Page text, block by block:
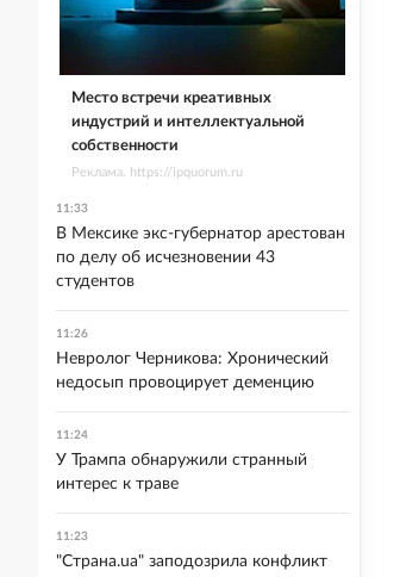
Место встречи креативных
индустрий и интеллектуальной
собственности
Реклама. https://ipquorum.ru
11:33
В Мексике экс-губернатор арестован
по делу об исчезновении 43
студентов
11:26
Невролог Черникова: Хронический
недосып провоцирует деменцию
11:24
У Трампа обнаружили странный
интерес к траве
11:23
"Страна.ua" заподозрила конфликт